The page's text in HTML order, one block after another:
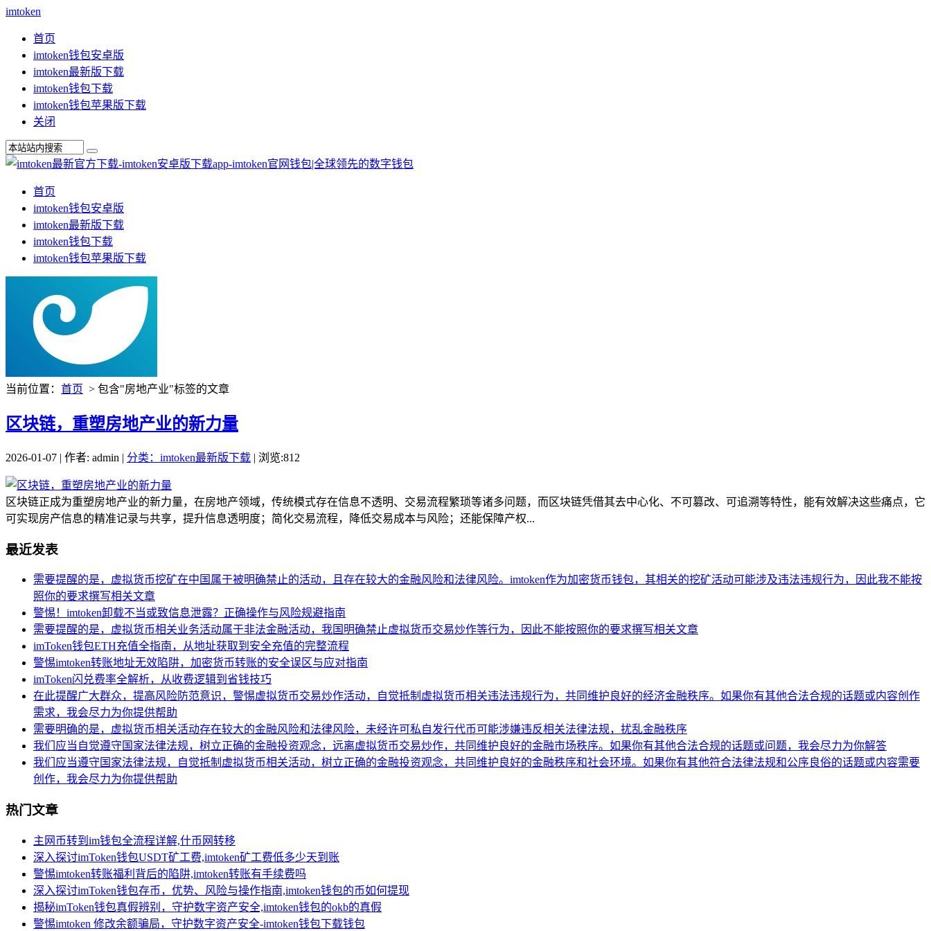
imtoken
首页
imtoken钱包安卓版
imtoken最新版下载
imtoken钱包下载
imtoken钱包苹果版下载
关闭
首页
imtoken钱包安卓版
imtoken最新版下载
imtoken钱包下载
imtoken钱包苹果版下载
当前位置： 首页 > 包含"房地产业"标签的文章
区块链，重塑房地产业的新力量
2026-01-07 | 作者: admin | 分类：imtoken最新版下载 | 浏览:812
区块链正成为重塑房地产业的新力量，在房地产领域，传统模式存在信息不透明、交易流程繁琐等诸多问题，而区块链凭借其去中心化、不可篡改、可追溯等特性，能有效解决这些痛点，它
可实现房产信息的精准记录与共享，提升信息透明度；简化交易流程，降低交易成本与风险；还能保障产权...
最近发表
需要提醒的是，虚拟货币挖矿在中国属于被明确禁止的活动，且存在较大的金融风险和法律风险。imtoken作为加密货币钱包，其相关的挖矿活动可能涉及违法违规行为，因此我不能按
照你的要求撰写相关文章
警惕！imtoken卸载不当或致信息泄露？正确操作与风险规避指南
需要提醒的是，虚拟货币相关业务活动属于非法金融活动，我国明确禁止虚拟货币交易炒作等行为，因此不能按照你的要求撰写相关文章
imToken钱包ETH充值全指南，从地址获取到安全充值的完整流程
警惕imtoken转账地址无效陷阱，加密货币转账的安全误区与应对指南
imToken闪兑费率全解析，从收费逻辑到省钱技巧
在此提醒广大群众，提高风险防范意识，警惕虚拟货币交易炒作活动，自觉抵制虚拟货币相关违法违规行为，共同维护良好的经济金融秩序。如果你有其他合法合规的话题或内容创作
需求，我会尽力为你提供帮助
需要明确的是，虚拟货币相关活动存在较大的金融风险和法律风险，未经许可私自发行代币可能涉嫌违反相关法律法规，扰乱金融秩序
我们应当自觉遵守国家法律法规，树立正确的金融投资观念，远离虚拟货币交易炒作，共同维护良好的金融市场秩序。如果你有其他合法合规的话题或问题，我会尽力为你解答
我们应当遵守国家法律法规，自觉抵制虚拟货币相关活动，树立正确的金融投资观念，共同维护良好的金融秩序和社会环境。如果你有其他符合法律法规和公序良俗的话题或内容需要
创作，我会尽力为你提供帮助
热门文章
主网币转到im钱包全流程详解,什币网转移
深入探讨imToken钱包USDT矿工费,imtoken矿工费低多少天到账
警惕imtoken转账福利背后的陷阱,imtoken转账有手续费吗
深入探讨imToken钱包存币，优势、风险与操作指南,imtoken钱包的币如何提现
揭秘imToken钱包真假辨别，守护数字资产安全,imtoken钱包的okb的真假
警惕imtoken 修改余额骗局，守护数字资产安全-imtoken钱包下载钱包